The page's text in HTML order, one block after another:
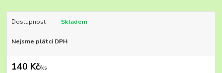
Dostupnost Skladem
Nejsme plátci DPH
140 Kč/ks